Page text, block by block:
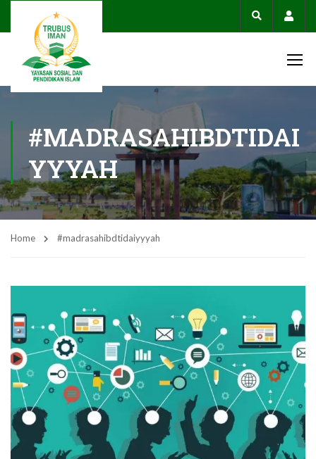
#MADRASAHIBDTIDAI
YYYAH
Home #madrasahibdtidaiyyyah